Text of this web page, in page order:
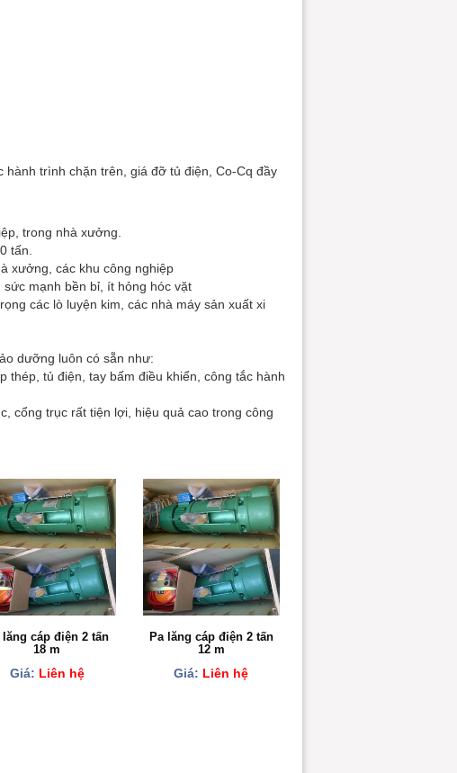
hành trình chặn trên, giá đỡ tủ điện, Co-Cq đầy
trong nhà xưởng.
tấn.
xưởng, các khu công nghiệp
mạnh bền bỉ, ít hỏng hóc vặt
các lò luyện kim, các nhà máy sản xuất xi
dưỡng luôn có sẵn như:
tủ điện, tay bấm điều khiển, công tắc hành
cổng trục rất tiện lợi, hiệu quả cao trong công
lăng cáp điện 2 tấn
18 m
Giá: Liên hệ
Pa lăng cáp điện 2 tấn
12 m
Giá: Liên hệ